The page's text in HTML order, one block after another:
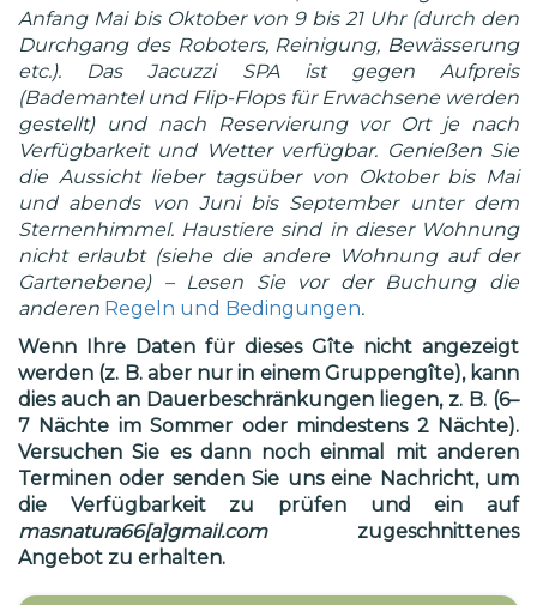
Anfang Mai bis Oktober von 9 bis 21 Uhr (durch den
Durchgang des Roboters, Reinigung, Bewässerung
etc.). Das Jacuzzi SPA ist gegen Aufpreis
(Bademantel und Flip-Flops für Erwachsene werden
gestellt) und nach Reservierung vor Ort je nach
Verfügbarkeit und Wetter verfügbar. Genießen Sie
die Aussicht lieber tagsüber von Oktober bis Mai
und abends von Juni bis September unter dem
Sternenhimmel. Haustiere sind in dieser Wohnung
nicht erlaubt (siehe die andere Wohnung auf der
Gartenebene) – Lesen Sie vor der Buchung die
anderen Regeln und Bedingungen.
Wenn Ihre Daten für dieses Gîte nicht angezeigt
werden (z. B. aber nur in einem Gruppengîte), kann
dies auch an Dauerbeschränkungen liegen, z. B. (6–
7 Nächte im Sommer oder mindestens 2 Nächte).
Versuchen Sie es dann noch einmal mit anderen
Terminen oder senden Sie uns eine Nachricht, um
die Verfügbarkeit zu prüfen und ein auf
masnatura66[a]gmail.comzugeschnittenes
Angebot zu erhalten.